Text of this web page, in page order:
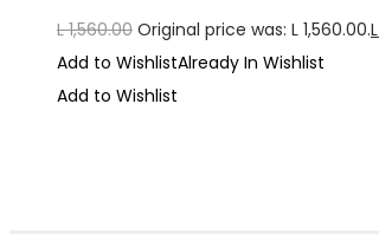
L1,560.00 Original price was: L 1,560.00.L
Add to WishlistAlready In Wishlist
Add to Wishlist